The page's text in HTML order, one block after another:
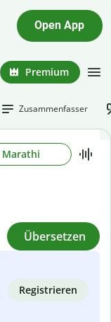
Open App
Premium
Zusammenfasser
Marathi
Übersetzen
Registrieren